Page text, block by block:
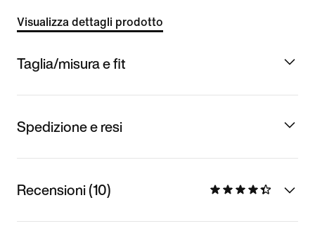
Visualizza dettagli prodotto
Taglia/misura e fit
Spedizione e resi
Recensioni (10)